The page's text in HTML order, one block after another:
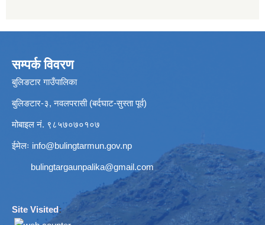
सम्पर्क विवरण
बुलिङटार गाउँपालिका
बुलिङटार-३, नवलपरासी (बर्दघाट-सुस्ता पूर्व)
मोबाइल नं. ९८५७०७०१०७
ईमेलः info@bulingtarmun.gov.np
bulingtargaunpalika@gmail.com
Site Visited: